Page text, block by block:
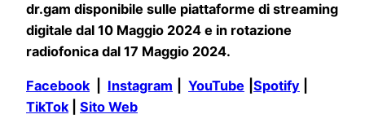
dr.gam disponibile sulle piattaforme di streaming
digitale dal 10 Maggio 2024 e in rotazione
radiofonica dal 17 Maggio 2024.
Facebook Instagram YouTube Spotify
TikTok| Sito Web